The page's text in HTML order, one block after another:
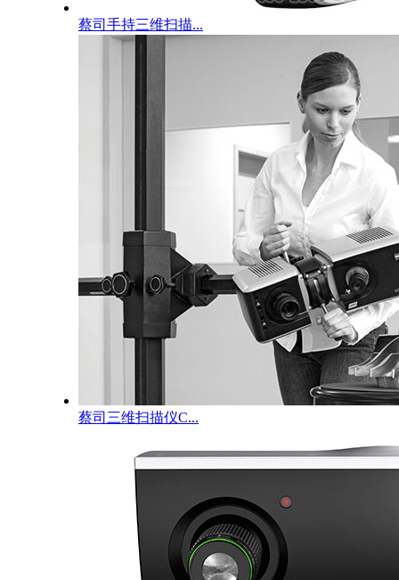
蔡司手持三维扫描...
蔡司三维扫描仪C...